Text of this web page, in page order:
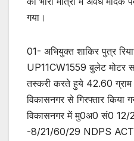
गया।
01- अभियुक्त शाकिर पुत्र
UP11CW1559 बुलेट मोटर
तस्करी करते हुये 42.60
विकासनगर से गिरफ्तार किया
विकासनगर में मु0अ0 सं0 12/
-8/21/60/29 NDPS ACT